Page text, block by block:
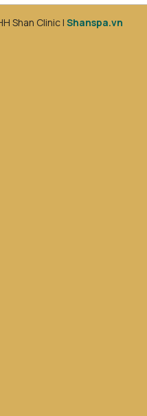
Shan Clinic | Shanspa.vn